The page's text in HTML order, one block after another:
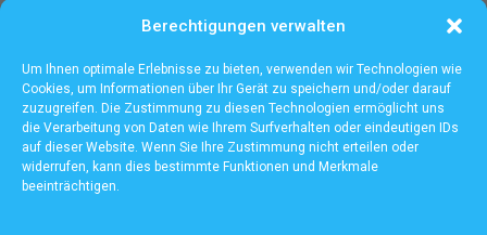
Berechtigungen verwalten
Um Ihnen optimale Erlebnisse zu bieten, verwenden wir Technologien wie
Cookies, um Informationen über Ihr Gerät zu speichern und/oder darauf
zuzugreifen. Die Zustimmung zu diesen Technologien ermöglicht uns
die Verarbeitung von Daten wie Ihrem Surfverhalten oder eindeutigen IDs
auf dieser Website. Wenn Sie Ihre Zustimmung nicht erteilen oder
widerrufen, kann dies bestimmte Funktionen und Merkmale
beeinträchtigen.
zusätzlichen Stauraum und mehr
Ledersitze aufbereiten bei der Fahrzeugpflege Frankfurt